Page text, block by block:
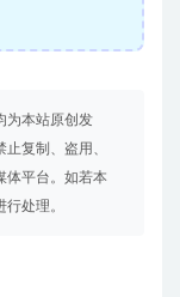
为本站原创发
复制、盗用、
体平台。如若本
处理。